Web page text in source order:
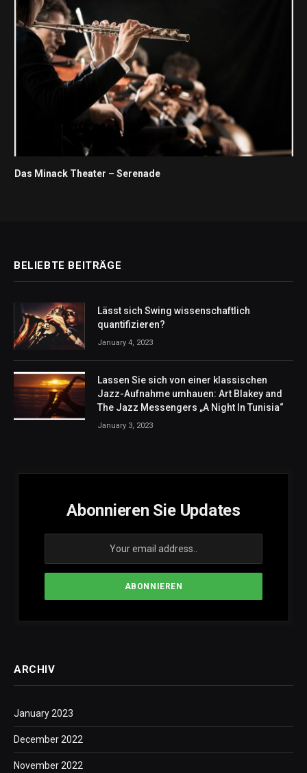
Das Minack Theater – Serenade
BELIEBTE BEITRÄGE
Lässt sich Swing wissenschaftlich
quantifizieren?
January 4, 2023
Lassen Sie sich von einer klassischen
Jazz-Aufnahme umhauen: Art Blakey and
The Jazz Messengers „A Night In Tunisia“
January 3, 2023
Abonnieren Sie Updates
ARCHIV
January 2023
December 2022
November 2022